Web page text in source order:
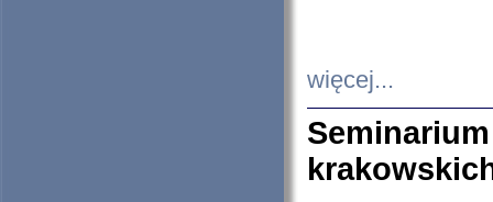
więcej...